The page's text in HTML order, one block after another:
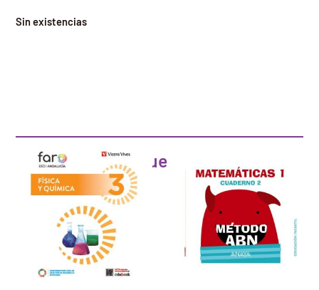
Sin existencias
Artículos que pueden interesarte